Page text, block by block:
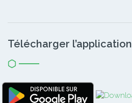
Télécharger l’application